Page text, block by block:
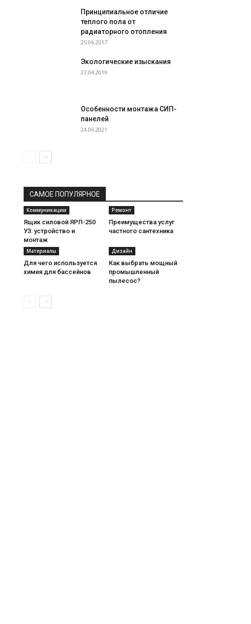
Принципиальное отличие
теплого пола от
радиаторного отопления
25.06.2017
Экологические изыскания
27.04.2019
Особенности монтажа СИП-
панелей
24.06.2021
САМОЕ ПОПУЛЯРНОЕ
Коммуникации
Ящик силовой ЯРП-250
У3: устройство и
монтаж
Ремонт
Преимущества услуг
частного сантехника
Материалы
Для чего используется
химия для бассейнов
Дизайн
Как выбрать мощный
промышленный
пылесос?